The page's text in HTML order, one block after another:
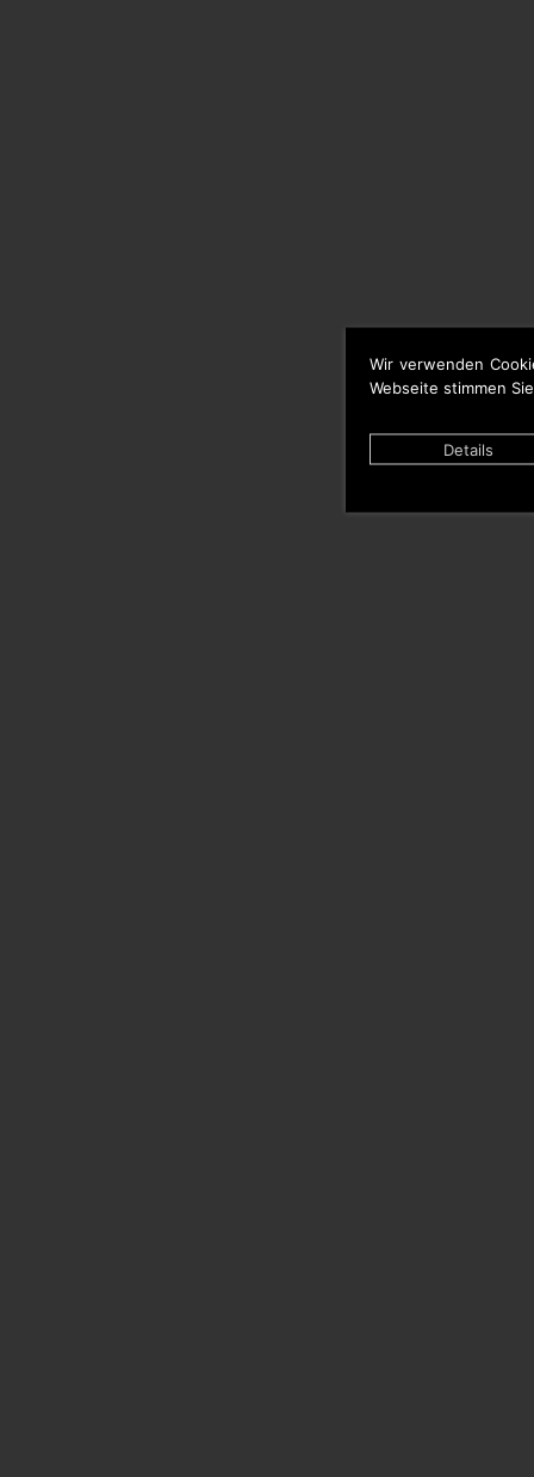
Wir verwenden
Webseite stimmen
Details